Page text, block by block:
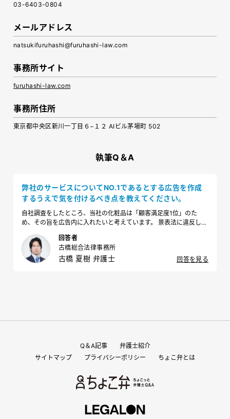
03-6403-0804
メールアドレス
natsukifuruhashi@furuhashi-law.com
事務所サイト
furuhashi-law.com
事務所住所
東京都中央区新川一丁目６−１２ AIビル茅場町 502
執筆Q＆A
弊社のサービスについてNO.1であるとする広告を作成
するうえで気を付けるべき点を教えてください。
自社調査をしたところ、当社の化粧品は「顧客満足度1位」のた
め、その旨を広告内に入れたいと考えています。 景表法に違反しな
か？
回答者
古橋総合法律事務所
古橋 夏樹 弁護士 回答を見る
Q＆A記事
弁護士紹介
サイトマップ
プライバシーポリシー ちょこ弁とは